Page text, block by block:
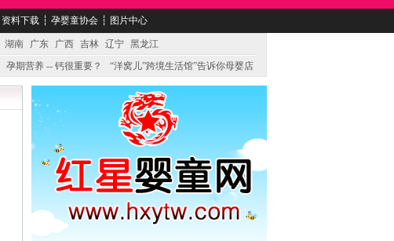
资料下载 ┆ 孕婴童协会 ┆ 图片中心
湖南 广东 广西 吉林 辽宁 黑龙江
孕期营养 -- 钙很重要？
“洋窝儿”跨境生活馆”告诉你母婴店